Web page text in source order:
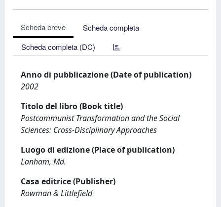
Scheda breve
Scheda completa
Scheda completa (DC)
Anno di pubblicazione (Date of publication)
2002
Titolo del libro (Book title)
Postcommunist Transformation and the Social
Sciences: Cross-Disciplinary Approaches
Luogo di edizione (Place of publication)
Lanham, Md.
Casa editrice (Publisher)
Rowman & Littlefield